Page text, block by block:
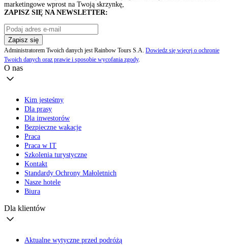
marketingowe wprost na Twoją skrzynkę,
ZAPISZ SIĘ NA NEWSLETTER:
Zapisz się
Administratorem Twoich danych jest Rainbow Tours S.A. Dowiedz się więcej o ochronie
Twoich danych oraz prawie i sposobie wycofania zgody.
O nas
Kim jesteśmy
Dla prasy
Dla inwestorów
Bezpieczne wakacje
Praca
Praca w IT
Szkolenia turystyczne
Kontakt
Standardy Ochrony Małoletnich
Nasze hotele
Biura
Dla klientów
Aktualne wytyczne przed podróżą